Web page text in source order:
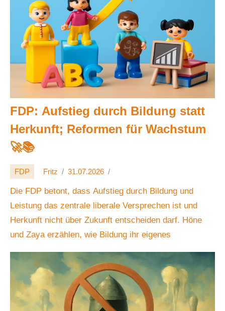
FDP: Aufstieg durch Bildung statt
Herkunft; Reformen für Wachstum
🚀📚
FDP Fritz 31.07.2026
Die FDP betont, dass Aufstieg durch Bildung und
Leistung das zentrale liberale Versprechen ist und
Herkunft nicht über Zukunft entscheiden darf. Höne
und Zaya erzählen, wie Bildung ihr eigenes